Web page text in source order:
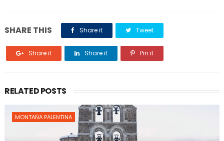
SHARE THIS Share it Tweet
Share it Share it Pin it
RELATED POSTS
MONTAÑA PALENTINA